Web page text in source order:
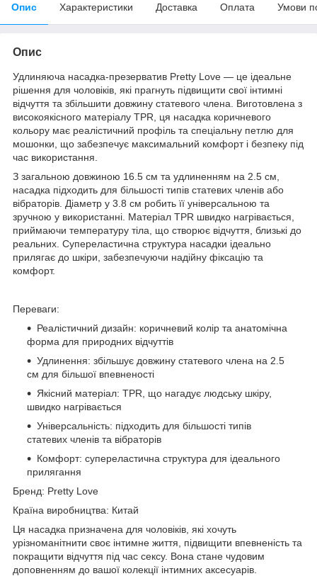
Опис Характеристики Доставка Оплата Умови
Опис
Удлиняюча насадка-презерватив Pretty Love — це ідеальне
рішення для чоловіків, які прагнуть підвищити свої інтимні
відчуття та збільшити довжину статевого члена. Виготовлена з
високоякісного матеріалу TPR, ця насадка коричневого
кольору має реалістичний профіль та спеціальну петлю для
мошонки, що забезпечує максимальний комфорт і безпеку під
час використання.
З загальною довжиною 16.5 см та удлиненням на 2.5 см,
насадка підходить для більшості типів статевих членів або
вібраторів. Діаметр у 3.8 см робить її універсальною та
зручною у використанні. Матеріал TPR швидко нагрівається,
приймаючи температуру тіла, що створює відчуття, близькі до
реальних. Супереластична структура насадки ідеально
прилягає до шкіри, забезпечуючи надійну фіксацію та
комфорт.
Переваги:
Реалістичний дизайн: коричневий колір та анатомічна
форма для природних відчуттів
Удлинення: збільшує довжину статевого члена на 2.5
см для більшої впевненості
Якісний матеріал: TPR, що нагадує людську шкіру,
швидко нагрівається
Універсальність: підходить для більшості типів
статевих членів та вібраторів
Комфорт: супереластична структура для ідеального
прилягання
Бренд: Pretty Love
Країна виробництва: Китай
Ця насадка призначена для чоловіків, які хочуть
урізноманітнити своє інтимне життя, підвищити впевненість та
покращити відчуття під час сексу. Вона стане чудовим
доповненням до вашої колекції інтимних аксесуарів.